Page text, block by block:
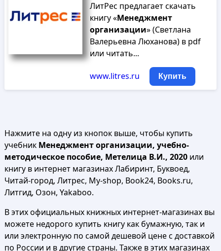
ЛитРес предлагает скачать
книгу «Менеджмент
организации» (Светлана
Валерьевна Люханова) в pdf
или читать...
www.litres.ru Купить
Нажмите на одну из кнопок выше, чтобы купить
учебник Менеджмент организации, учебно-
методическое пособие, Метелица В.И., 2020или
книгу в интернет магазинах Лабиринт, Буквоед,
Читай-город, Литрес, My-shop, Book24, Books.ru,
Литгид, Озон, Yakaboo.
В этих официальных книжных интернет-магазинах вы
можете недорого купить книгу как бумажную, так и
или электронную по самой дешевой цене с доставкой
по России и в другие страны. Также в этих магазинах